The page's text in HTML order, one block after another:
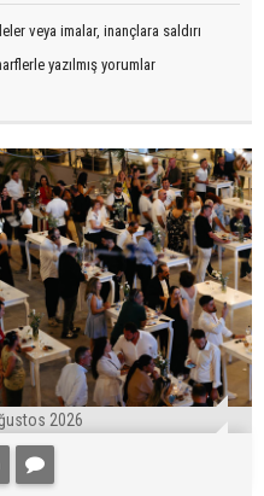
veya imalar, inançlara saldırı
yazılmış yorumlar
2026